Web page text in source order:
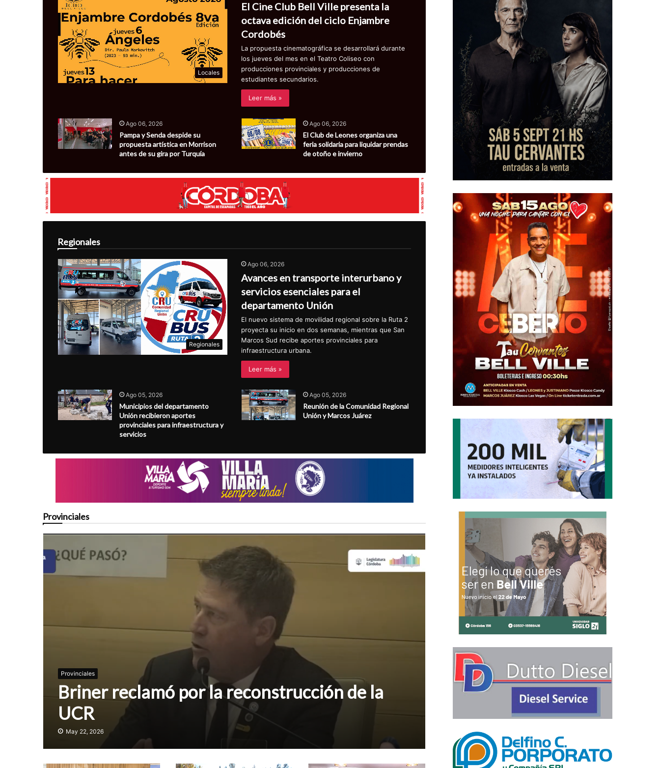
Locales
El Cine Club Bell Ville presenta la
octava edición del ciclo Enjambre
Cordobés
La propuesta cinematográfica se desarrollará durante
los jueves del mes en el Teatro Coliseo con
producciones provinciales y producciones de
estudiantes secundarios.
Leer más »
Ago 06, 2026
Pampa y Senda despide su
propuesta artística en Morrison
antes de su gira por Turquía
Ago 06, 2026
El Club de Leones organiza una
feria solidaria para liquidar prendas
de otoño e invierno
Regionales
Regionales
Ago 06, 2026
Avances en transporte interurbano y
servicios esenciales para el
departamento Unión
El nuevo sistema de movilidad regional sobre la Ruta 2
proyecta su inicio en dos semanas, mientras que San
Marcos Sud recibe aportes provinciales para
infraestructura urbana.
Leer más »
Ago 05, 2026
Municipios del departamento
Unión recibieron aportes
provinciales para infraestructura y
servicios
Ago 05, 2026
Reunión de la Comunidad Regional
Unión y Marcos Juárez
Provinciales
Provinciales
Briner reclamó por la reconstrucción de la
UCR
May 22, 2026